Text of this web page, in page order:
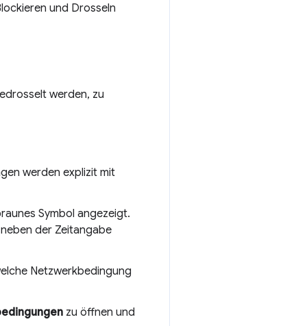
und Drosseln
werden, zu
werden explizit mit
Symbol angezeigt.
der Zeitangabe
Netzwerkbedingung
zu öffnen und